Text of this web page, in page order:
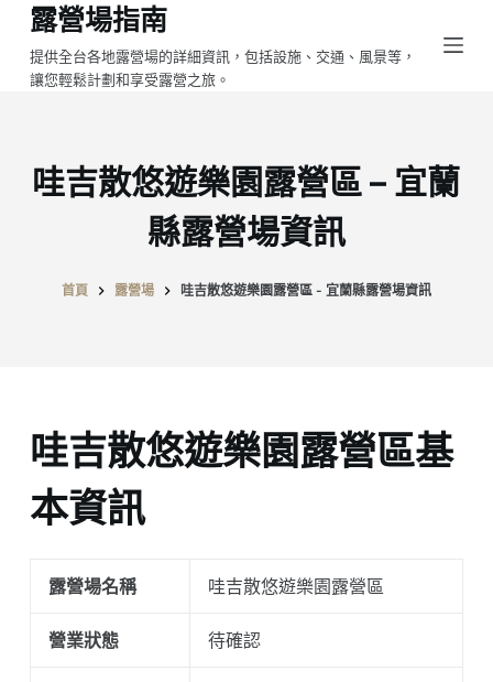
跳
至
主
容
露營場指南
提供全台各地露營場的詳細資訊，包括設施、交通、風景等，
讓您輕鬆計劃和享受露營之旅。
哇吉散悠遊樂園露營區 – 宜蘭
縣露營場資訊
首頁 露營場 哇吉散悠遊樂園露營區 - 宜蘭縣露營場資訊
哇吉散悠遊樂園露營區基
本資訊
露營場名稱 哇吉散悠遊樂園露營區
營業狀態 待確認